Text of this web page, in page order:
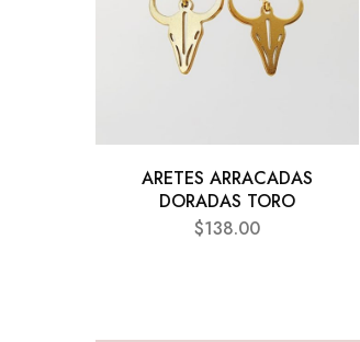
ARETES ARRACADAS
DORADAS TORO
$138.00